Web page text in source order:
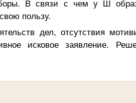
В связи с чем у Ш
пользу.
дел, отсутствия
исковое заявление.